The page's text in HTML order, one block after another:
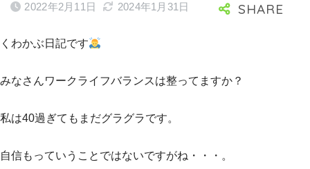
2022年2月11日 2024年1月31日
くわかぶ日記です
みなさんワークライフバランスは整ってますか？
私は40過ぎてもまだグラグラです。
自信もっていうことではないですがね・・・。